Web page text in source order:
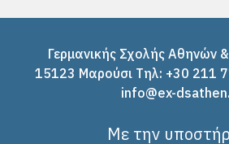
Γερμανικής Σχολής Αθηνών
15123 Μαρούσι Tηλ: +30 211
info@ex-
Με την